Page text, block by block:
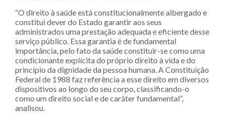
“O direito à saúde está constitucionalmente albergado e
constitui dever do Estado garantir aos seus
administrados uma prestação adequada e eficiente desse
serviço público. Essa garantia é de fundamental
importância, pelo fato da saúde constituir-se como uma
condicionante explícita do próprio direito à vida e do
princípio da dignidade da pessoa humana. A Constituição
Federal de 1988 faz referência a esse direito em diversos
dispositivos ao longo do seu corpo, classificando-o
como um direito social e de caráter fundamental”,
analisou.